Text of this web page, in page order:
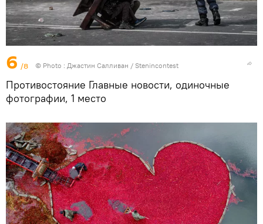
6 /8 © Photo : Джастин Салливан / Stenincontest
Противостояние Главные новости, одиночные
фотографии, 1 место